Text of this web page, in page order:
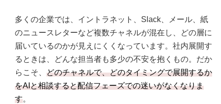
多くの企業では、イントラネット、Slack、メール、紙
のニュースレターなど複数チャネルが混在し、どの層に
届いているのかが見えにくくなっています。社内展開す
るときは、どんな担当者も多少の不安を抱くもの。だか
らこそ、 どのチャネルで、どのタイミングで展開するか
をAIと相談すると配信フェーズでの迷いがなくなりま
す。